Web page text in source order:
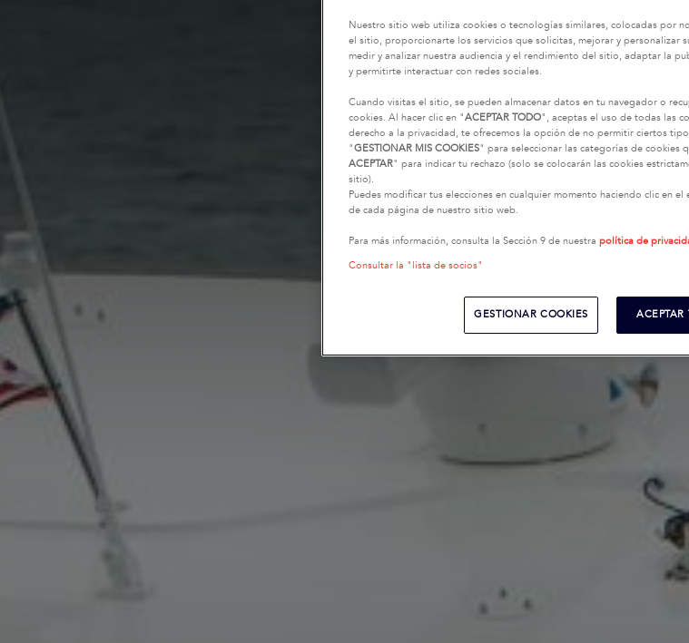
Nuestro sitio web utiliza cookies o tecnologías similares, colocadas por
el sitio, proporcionarte los servicios que solicitas, mejorar y personalizar
medir y analizar nuestra audiencia y el rendimiento del sitio, adaptar la
y permitirte interactuar con redes sociales.
Cuando visitas el sitio, se pueden almacenar datos en tu navegador o
cookies. Al hacer clic en "ACEPTAR TODO", aceptas el uso de todas las
derecho a la privacidad, te ofrecemos la opción de no permitir ciertos
"GESTIONAR MIS COOKIES" para seleccionar las categorías de cookies
ACEPTAR" para indicar tu rechazo (solo se colocarán las cookies
sitio).
Puedes modificar tus elecciones en cualquier momento haciendo clic en el
de cada página de nuestro sitio web.
Para más información, consulta la Sección 9 de nuestra política de
Consultar la "lista de socios"
GESTIONAR COOKIES ACEPTAR